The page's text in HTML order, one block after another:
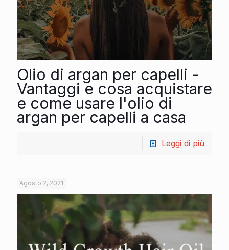
Olio di argan per capelli -
Vantaggi e cosa acquistare
e come usare l'olio di
argan per capelli a casa
Leggi di più
Agosto 2, 2021